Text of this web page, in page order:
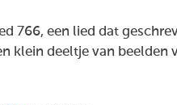
766, een lied dat
deeltje van beelden